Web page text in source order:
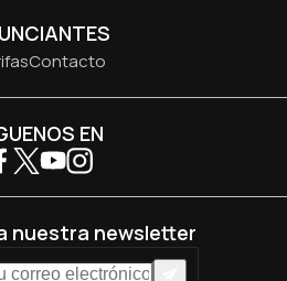
Contacto
EN
nuestra newsletter